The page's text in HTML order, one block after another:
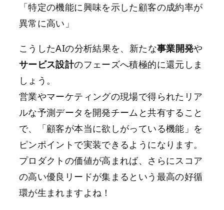
「特定の機能に興味を示した顧客の成約率が
異常に高い」
こうしたAIの分析結果を、新たな事業開発や
サービス設計のフェーズへ積極的に還元しま
しょう。
営業やマーケティングの現場で得られたリア
ルな予測データを開発チームと共有すること
で、「顧客が本当に欲しがっている機能」を
ピンポイントで実装できるようになります。
プロダクトの価値が高まれば、さらにスコア
の高い優良リードが集まるという最高の好循
環が生まれますよね！